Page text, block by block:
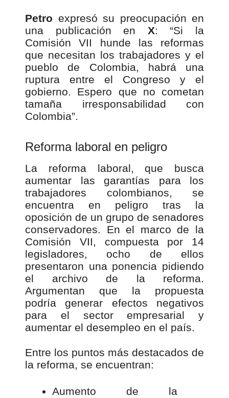
Petro expresó su preocupación en
una publicación en X: “Si la
Comisión VII hunde las reformas
que necesitan los trabajadores y el
pueblo de Colombia, habrá una
ruptura entre el Congreso y el
gobierno. Espero que no cometan
tamaña irresponsabilidad con
Colombia”.
Reforma laboral en peligro
La reforma laboral, que busca
aumentar las garantías para los
trabajadores colombianos, se
encuentra en peligro tras la
oposición de un grupo de senadores
conservadores. En el marco de la
Comisión VII, compuesta por 14
legisladores, ocho de ellos
presentaron una ponencia pidiendo
el archivo de la reforma.
Argumentan que la propuesta
podría generar efectos negativos
para el sector empresarial y
aumentar el desempleo en el país.
Entre los puntos más destacados de
la reforma, se encuentran:
Aumento de la